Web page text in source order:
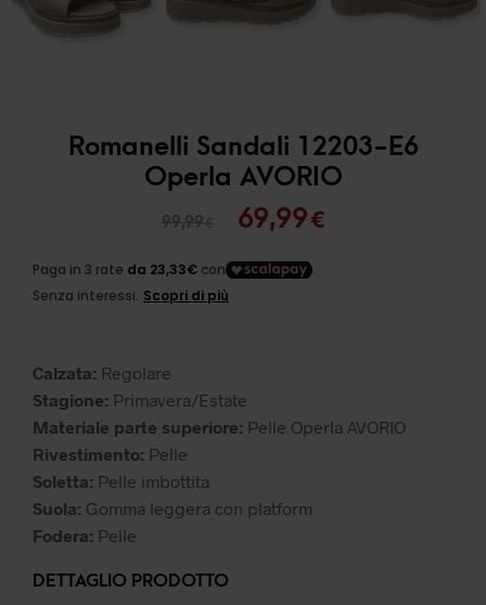
Romanelli Sandali 12203-E6
Operla AVORIO
99,99€
Il
originale
69,99€Il
Calzata: Regolare
Stagione: Primavera/Estate
Materiale parte superiore: Pelle Operla AVORIO
Rivestimento: Pelle
Soletta: Pelle imbottita
Suola: Gomma leggera con platform
Fodera: Pelle
DETTAGLIO PRODOTTO